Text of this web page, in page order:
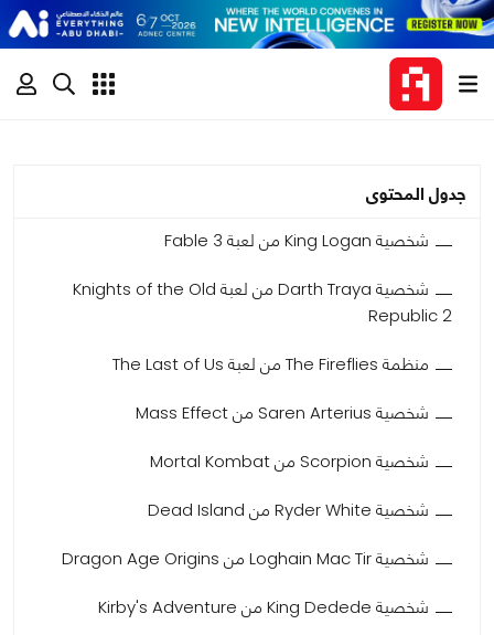
جدول المحتوى
شخصية King Logan من لعبة Fable 3
شخصية Darth Traya من لعبة Knights of the Old
Republic 2
منظمة The Fireflies من لعبة The Last of Us
شخصية Saren Arterius من Mass Effect
شخصية Scorpion من Mortal Kombat
شخصية Ryder White من Dead Island
شخصية Loghain Mac Tir من Dragon Age Origins
شخصية King Dedede من Kirby's Adventure